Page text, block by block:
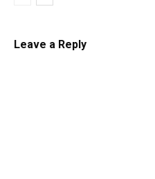
Leave a Reply